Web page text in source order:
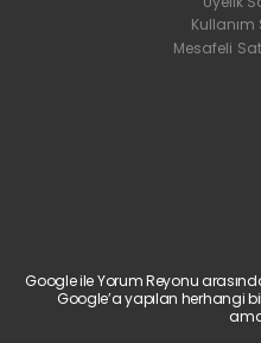
Kullanım
Mesafeli
Google ile Yorum Reyonu
Google’a yapılan herhangi